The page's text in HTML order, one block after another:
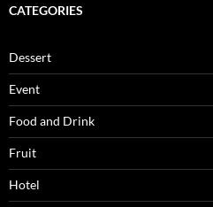
CATEGORIES
Dessert
Event
Food and Drink
Fruit
Hotel